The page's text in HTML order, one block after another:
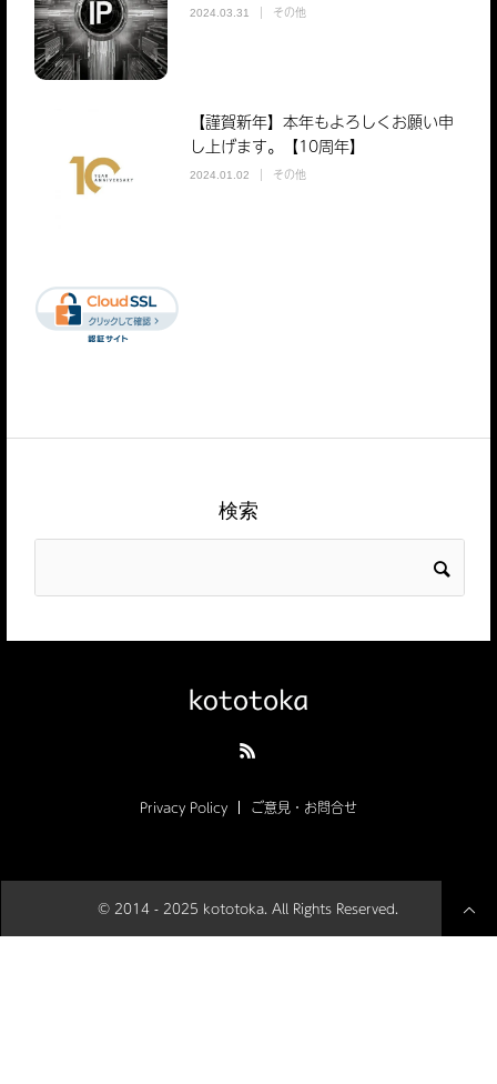
2024.03.31 その他
【謹賀新年】本年もよろしくお願い申
し上げます。【10周年】
2024.01.02 その他
検索
Privacy Policy ご意見・お問合せ
© 2014 - 2025 kototoka. All Rights Reserved.